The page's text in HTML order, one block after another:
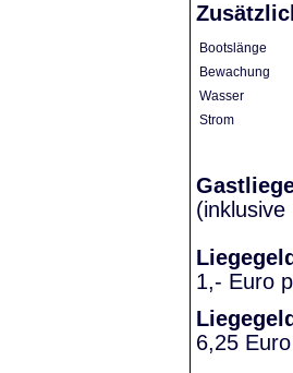
Bootslänge
Bewachung
Wasser
Strom
1,- Euro
6,25